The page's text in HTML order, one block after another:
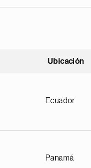
Ubicación
Ecuador
Panamá